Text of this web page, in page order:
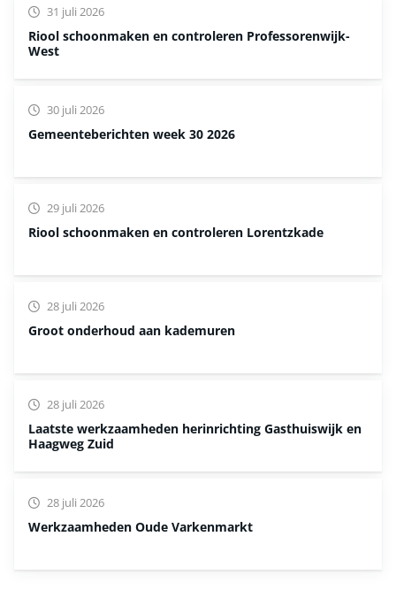
Riool schoonmaken en controleren Professorenwijk-
West
31 juli 2026
Gemeenteberichten week 30 2026
30 juli 2026
Riool schoonmaken en controleren Lorentzkade
29 juli 2026
Groot onderhoud aan kademuren
28 juli 2026
Laatste werkzaamheden herinrichting Gasthuiswijk en
Haagweg Zuid
28 juli 2026
Werkzaamheden Oude Varkenmarkt
28 juli 2026